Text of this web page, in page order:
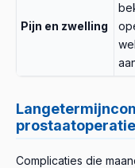
Pijn en zwelling
prostaatoperatie
Complicaties die